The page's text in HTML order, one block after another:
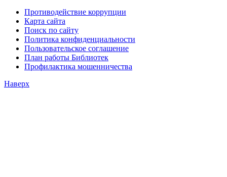
Противодействие коррупции
Карта сайта
Поиск по сайту
Политика конфиденциальности
Пользовательское соглашение
План работы Библиотек
Профилактика мошенничества
Наверх